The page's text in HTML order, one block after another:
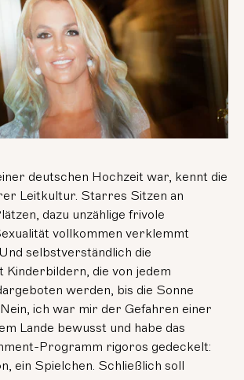
deutschen Hochzeit war, kennt die
Leitkultur. Starres Sitzen an
dazu unzählige frivole
vollkommen verklemmt
selbstverständlich die
Kinderbildern, die von jedem
werden, bis die Sonne
ich war mir der Gefahren einer
Lande bewusst und habe das
Programm rigoros gedeckelt:
ein Spielchen. Schließlich soll